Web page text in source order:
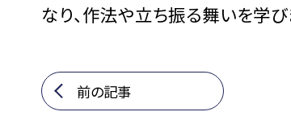
なり、作法や立ち振る舞いを学び
前の記事